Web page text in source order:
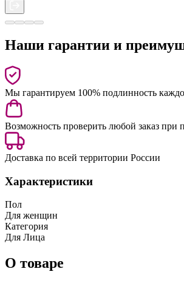
Наши гарантии и
Мы гарантируем 100% подлинность
Возможность проверить любой заказ при
Доставка по всей территории России
Характеристики
Пол
Для женщин
Категория
Для Лица
О товаре